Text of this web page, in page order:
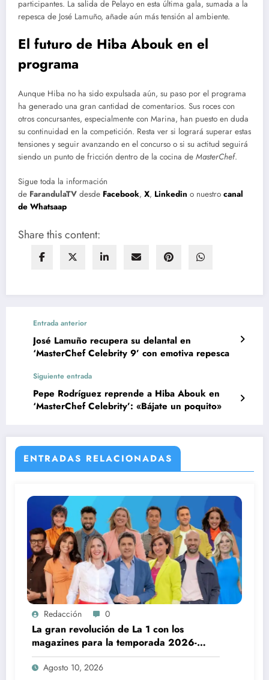
participantes. La salida de Pelayo en esta última gala, sumada a la
repesca de José Lamuño, añade aún más tensión al ambiente.
El futuro de Hiba Abouk en el
programa
Aunque Hiba no ha sido expulsada aún, su paso por el programa
ha generado una gran cantidad de comentarios. Sus roces con
otros concursantes, especialmente con Marina, han puesto en duda
su continuidad en la competición. Resta ver si logrará superar estas
tensiones y seguir avanzando en el concurso o si su actitud seguirá
siendo un punto de fricción dentro de la cocina de MasterChef.
Sigue toda la información
de FarandulaTV desde Facebook, X, Linkedin o nuestro canal
de Whatsaap
Share this content:
Entrada anterior
José Lamuño recupera su delantal en
‘MasterChef Celebrity 9’ con emotiva repesca
Siguiente entrada
Pepe Rodríguez reprende a Hiba Abouk en
‘MasterChef Celebrity’: «Bájate un poquito»
ENTRADAS RELACIONADAS
Redacción 0
La gran revolución de La 1 con los
magazines para la temporada 2026-
2027
Agosto 10, 2026